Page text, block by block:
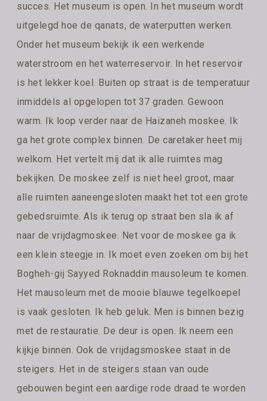
succes. Het museum is open. In het museum wordt
uitgelegd hoe de qanats, de waterputten werken.
Onder het museum bekijk ik een werkende
waterstroom en het waterreservoir. In het reservoir
is het lekker koel. Buiten op straat is de temperatuur
inmiddels al opgelopen tot 37 graden. Gewoon
warm. Ik loop verder naar de Haizaneh moskee. Ik
ga het grote complex binnen. De caretaker heet mij
welkom. Het vertelt mij dat ik alle ruimtes mag
bekijken. De moskee zelf is niet heel groot, maar
alle ruimten aaneengesloten maakt het tot een grote
gebedsruimte. Als ik terug op straat ben sla ik af
naar de vrijdagmoskee. Net voor de moskee ga ik
een klein steegje in. Ik moet even zoeken om bij het
Bogheh-gij Sayyed Roknaddin mausoleum te komen.
Het mausoleum met de mooie blauwe tegelkoepel
is vaak gesloten. Ik heb geluk. Men is binnen bezig
met de restauratie. De deur is open. Ik neem een
kijkje binnen. Ook de vrijdagsmoskee staat in de
steigers. Het in de steigers staan van oude
gebouwen begint een aardige rode draad te worden